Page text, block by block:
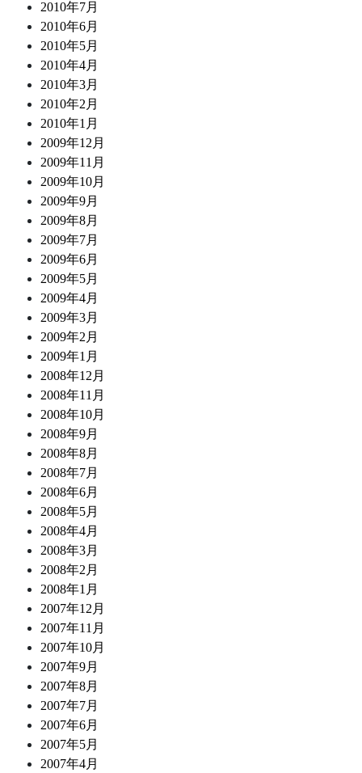
2010年7月
2010年6月
2010年5月
2010年4月
2010年3月
2010年2月
2010年1月
2009年12月
2009年11月
2009年10月
2009年9月
2009年8月
2009年7月
2009年6月
2009年5月
2009年4月
2009年3月
2009年2月
2009年1月
2008年12月
2008年11月
2008年10月
2008年9月
2008年8月
2008年7月
2008年6月
2008年5月
2008年4月
2008年3月
2008年2月
2008年1月
2007年12月
2007年11月
2007年10月
2007年9月
2007年8月
2007年7月
2007年6月
2007年5月
2007年4月